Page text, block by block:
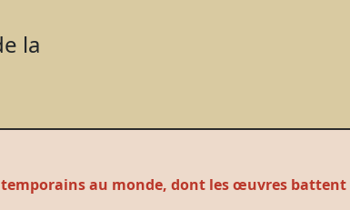
la
au monde, dont les œuvres